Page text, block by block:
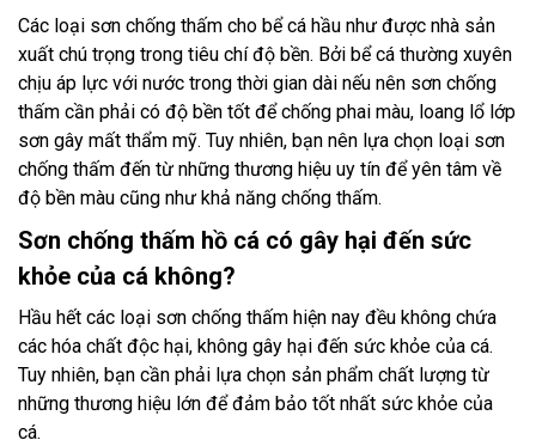
Các loại sơn chống thấm cho bể cá hầu như được nhà sản
xuất chú trọng trong tiêu chí độ bền. Bởi bể cá thường xuyên
chịu áp lực với nước trong thời gian dài nếu nên sơn chống
thấm cần phải có độ bền tốt để chống phai màu, loang lổ lớp
sơn gây mất thẩm mỹ. Tuy nhiên, bạn nên lựa chọn loại sơn
chống thấm đến từ những thương hiệu uy tín để yên tâm về
độ bền màu cũng như khả năng chống thấm.
Sơn chống thấm hồ cá có gây hại đến sức
khỏe của cá không?
Hầu hết các loại sơn chống thấm hiện nay đều không chứa
các hóa chất độc hại, không gây hại đến sức khỏe của cá.
Tuy nhiên, bạn cần phải lựa chọn sản phẩm chất lượng từ
những thương hiệu lớn để đảm bảo tốt nhất sức khỏe của
cá.